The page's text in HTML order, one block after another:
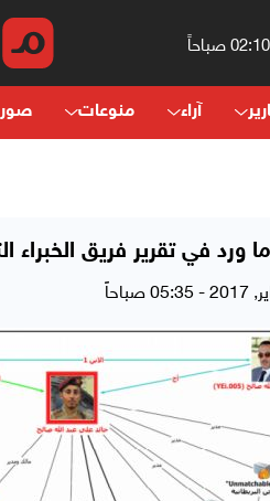
آراء منوعات صور
ورد في تقرير فريق الخبراء